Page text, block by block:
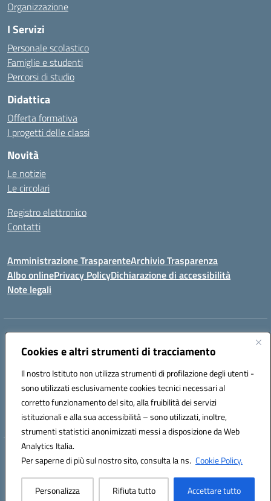
Cookies e altri strumenti di tracciamento
Il nostro Istituto non utilizza strumenti di profilazione degli utenti -
sono utilizzati esclusivamente cookies tecnici necessari al
corretto funzionamento del sito, alla fruibilità dei servizi
istituzionali e alla sua accessibilità – sono utilizzati, inoltre,
strumenti statistici anonimizzati messi a disposizione da Web
Analytics Italia.
Per saperne di più sul nostro sito, consulta la ns. Cookie Policy.
Personalizza Rifiuta tutto Accettare tutto
Organizzazione
I Servizi
Personale scolastico
Famiglie e studenti
Percorsi di studio
Didattica
Offerta formativa
I progetti delle classi
Novità
Le notizie
Le circolari
Registro elettronico
Contatti
Amministrazione TrasparenteArchivio Trasparenza
Albo onlinePrivacy PolicyDichiarazione di accessibilità
Note legali
Indirizzo:
Centralino:096721161 Email:czic869004@istruzione.it
Codice fiscale: 84000710792
Codice meccanografico:
CZIC869004
Codice unico di fatturazione (CUF): UFKGA0
Hosting & Powered by 3D Solution S.r.l.
Concept & Design by Designers Italia